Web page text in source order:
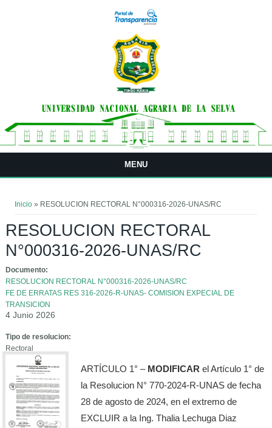
MENU
Inicio » RESOLUCION RECTORAL N°000316-2026-UNAS/RC
RESOLUCION RECTORAL
N°000316-2026-UNAS/RC
Documento:
RESOLUCION RECTORAL N°000316-2026-UNAS/RC
FE DE ERRATAS RES 316-2026-R-UNAS- COMISION EXPECIAL DE
TRANSICION
4 Junio 2026
Tipo de resolucion:
Rectoral
ARTÍCULO 1° –MODIFICAR el Artículo 1° de
la Resolucion N° 770-2024-R-UNAS de fecha
28 de agosto de 2024, en el extremo de
EXCLUIR a la Ing. Thalia Lechuga Diaz